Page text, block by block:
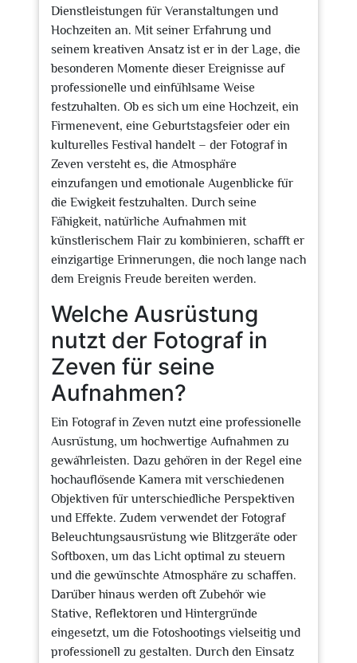
Dienstleistungen für Veranstaltungen und
Hochzeiten an. Mit seiner Erfahrung und
seinem kreativen Ansatz ist er in der Lage, die
besonderen Momente dieser Ereignisse auf
professionelle und einfühlsame Weise
festzuhalten. Ob es sich um eine Hochzeit, ein
Firmenevent, eine Geburtstagsfeier oder ein
kulturelles Festival handelt – der Fotograf in
Zeven versteht es, die Atmosphäre
einzufangen und emotionale Augenblicke für
die Ewigkeit festzuhalten. Durch seine
Fähigkeit, natürliche Aufnahmen mit
künstlerischem Flair zu kombinieren, schafft er
einzigartige Erinnerungen, die noch lange nach
dem Ereignis Freude bereiten werden.
Welche Ausrüstung
nutzt der Fotograf in
Zeven für seine
Aufnahmen?
Ein Fotograf in Zeven nutzt eine professionelle
Ausrüstung, um hochwertige Aufnahmen zu
gewährleisten. Dazu gehören in der Regel eine
hochauflösende Kamera mit verschiedenen
Objektiven für unterschiedliche Perspektiven
und Effekte. Zudem verwendet der Fotograf
Beleuchtungsausrüstung wie Blitzgeräte oder
Softboxen, um das Licht optimal zu steuern
und die gewünschte Atmosphäre zu schaffen.
Darüber hinaus werden oft Zubehör wie
Stative, Reflektoren und Hintergründe
eingesetzt, um die Fotoshootings vielseitig und
professionell zu gestalten. Durch den Einsatz